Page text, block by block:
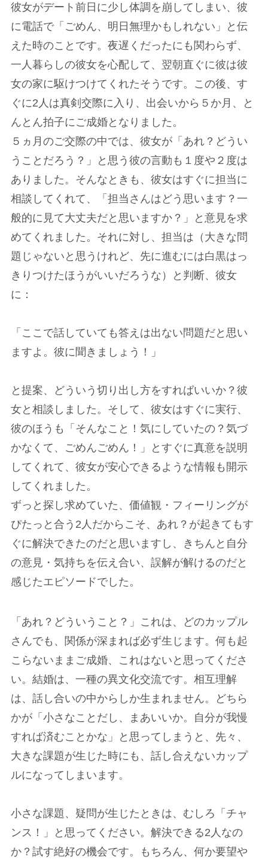
彼女がデート前日に少し体調を崩してしまい、彼
に電話で「ごめん、明日無理かもしれない」と伝
えた時のことです。夜遅くだったにも関わらず、
一人暮らしの彼女を心配して、翌朝直ぐに彼は彼
女の家に駆けつけてくれたそうです。この後、す
ぐに2人は真剣交際に入り、出会いから５か月、と
んとん拍子にご成婚となりました。
５ヵ月のご交際の中では、彼女が「あれ？どうい
うことだろう？」と思う彼の言動も１度や２度は
ありました。そんなときも、彼女はすぐに担当に
相談してくれて、「担当さんはどう思います？一
般的に見て大丈夫だと思いますか？」と意見を求
めてくれました。それに対し、担当は（大きな問
題じゃないと思うけれど、先に進むには白黒はっ
きりつけたほうがいいだろうな）と判断、彼女
に：
「ここで話していても答えは出ない問題だと思い
ますよ。彼に聞きましょう！」
と提案、どういう切り出し方をすればいいか？彼
女と相談しました。そして、彼女はすぐに実行、
彼のほうも「そんなこと！気にしていたの？気づ
かなくて、ごめんごめん！」とすぐに真意を説明
してくれて、彼女が安心できるような情報も開示
してくれました。
ずっと探し求めていた、価値観・フィーリングが
ぴたっと合う2人だからこそ、あれ？が起きてもす
ぐに解決できたのだと思いますし、きちんと自分
の意見・気持ちを伝え合い、誤解が解けるのだと
感じたエピソードでした。
「あれ？どういうこと？」これは、どのカップル
さんでも、関係が深まれば必ず生じます。何も起
こらないままご成婚、これはないと思ってくださ
い。結婚は、一種の異文化交流です。相互理解
は、話し合いの中からしか生まれません。どちら
かが「小さなことだし、まあいいか。自分が我慢
すれば済むことかな」と思ってしまうと、先々、
大きな課題が生じた時にも、話し合えないカップ
ルになってしまいます。
小さな課題、疑問が生じたときは、むしろ「チャ
ンス！」と思ってください。解決できる2人なの
か？試す絶好の機会です。もちろん、何か要望や